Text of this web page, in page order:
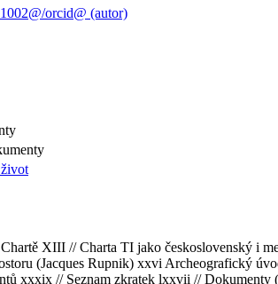
orcid@ (autor)
XIII // Charta TI jako československý i
(Jacques Rupnik) xxvi Archeografický
xxxix // Seznam zkratek lxxvii //